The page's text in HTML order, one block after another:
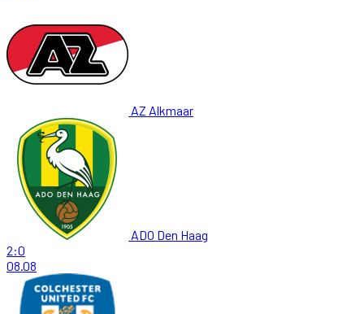
AZ Alkmaar
ADO Den Haag
2:0
08.08